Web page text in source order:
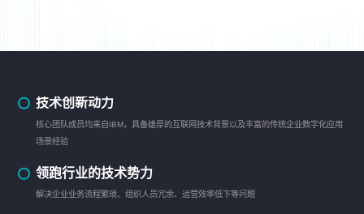
技术创新动力
核心团队成员均来自IBM，具备雄厚的互联网技术背景以及丰富的传统企业数字化应用
场景经验
领跑行业的技术势力
解决企业业务流程繁琐、组织人员冗余、运营效率低下等问题